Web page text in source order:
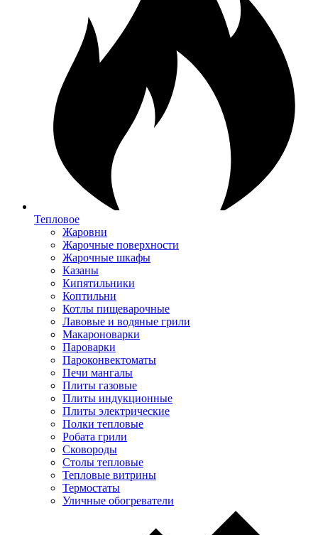
Тепловое
Жаровни
Жарочные поверхности
Жарочные шкафы
Казаны
Кипятильники
Коптильни
Котлы пищеварочные
Лавовые и водяные грили
Макароноварки
Пароварки
Пароконвектоматы
Печи мангалы
Плиты газовые
Плиты индукционные
Плиты электрические
Полки тепловые
Робата грили
Сковороды
Столы тепловые
Тепловые витрины
Термостаты
Уличные обогреватели